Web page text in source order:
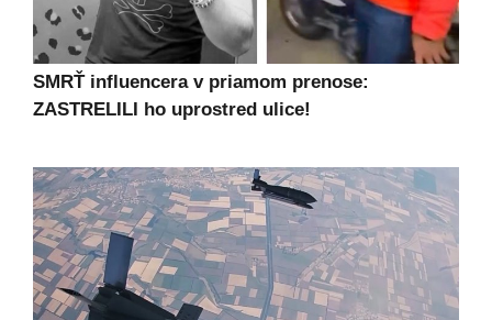
SMRŤ influencera v priamom prenose:
ZASTRELILI ho uprostred ulice!